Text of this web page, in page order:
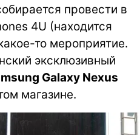
провести в
4U (находится
то мероприятие.
эксклюзивный
Galaxy Nexus
магазине.